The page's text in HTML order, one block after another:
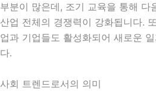
부분이 많은데, 조기 교육을 통해
산업 전체의 경쟁력이 강화됩니다.
업과 기업들도 활성화되어 새로운
다.
사회 트렌드로서의 의미